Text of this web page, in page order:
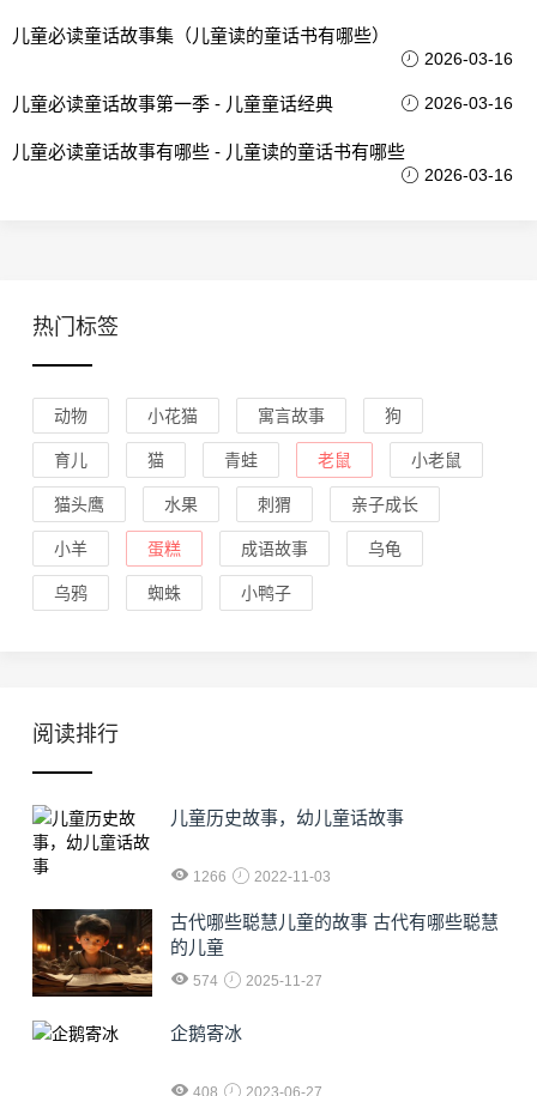
儿童必读童话故事集（儿童读的童话书有哪些）
2026-03-16
儿童必读童话故事第一季 - 儿童童话经典 2026-03-16
儿童必读童话故事有哪些 - 儿童读的童话书有哪些
2026-03-16
热门标签
动物 小花猫 寓言故事 狗
育儿 猫 青蛙 老鼠 小老鼠
猫头鹰 水果 刺猬 亲子成长
小羊 蛋糕 成语故事 乌龟
乌鸦 蜘蛛 小鸭子
阅读排行
儿童历史故事，幼儿童话故事
1266 2022-11-03
古代哪些聪慧儿童的故事 古代有哪些聪慧
的儿童
574 2025-11-27
企鹅寄冰
408 2023-06-27